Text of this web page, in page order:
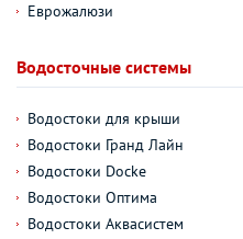
Еврожалюзи
Водосточные системы
Водостоки для крыши
Водостоки Гранд Лайн
Водостоки Docke
Водостоки Оптима
Водостоки Аквасистем